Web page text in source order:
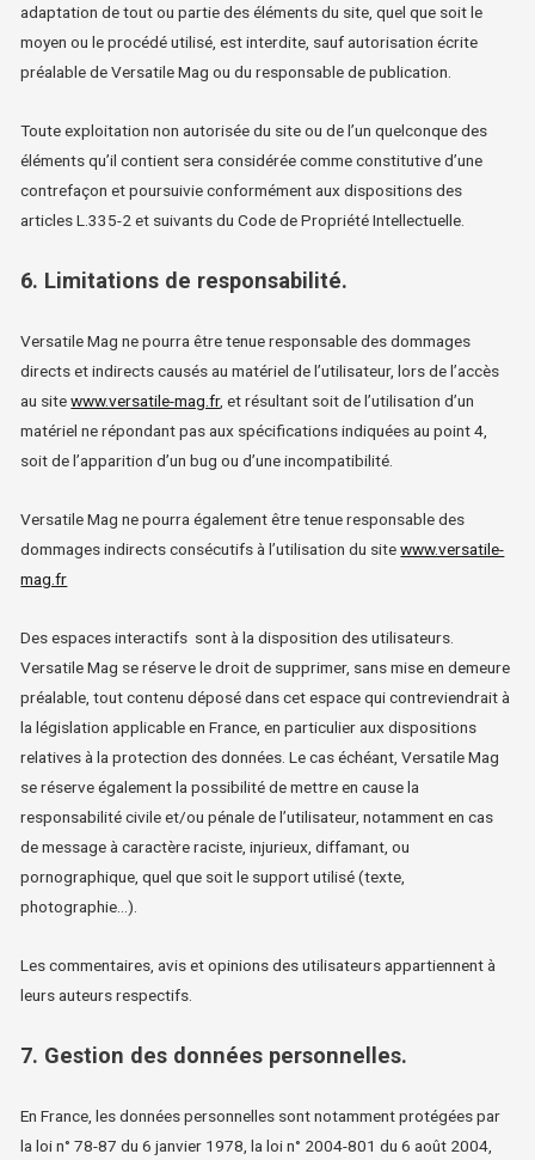
adaptation de tout ou partie des éléments du site, quel que soit le
moyen ou le procédé utilisé, est interdite, sauf autorisation écrite
préalable de Versatile Mag ou du responsable de publication.
Toute exploitation non autorisée du site ou de l’un quelconque des
éléments qu’il contient sera considérée comme constitutive d’une
contrefaçon et poursuivie conformément aux dispositions des
articles L.335-2 et suivants du Code de Propriété Intellectuelle.
6. Limitations de responsabilité.
Versatile Mag ne pourra être tenue responsable des dommages
directs et indirects causés au matériel de l’utilisateur, lors de l’accès
au site www.versatile-mag.fr, et résultant soit de l’utilisation d’un
matériel ne répondant pas aux spécifications indiquées au point 4,
soit de l’apparition d’un bug ou d’une incompatibilité.
Versatile Mag ne pourra également être tenue responsable des
dommages indirects consécutifs à l’utilisation du site www.versatile-
mag.fr
Des espaces interactifs sont à la disposition des utilisateurs.
Versatile Mag se réserve le droit de supprimer, sans mise en demeure
préalable, tout contenu déposé dans cet espace qui contreviendrait à
la législation applicable en France, en particulier aux dispositions
relatives à la protection des données. Le cas échéant, Versatile Mag
se réserve également la possibilité de mettre en cause la
responsabilité civile et/ou pénale de l’utilisateur, notamment en cas
de message à caractère raciste, injurieux, diffamant, ou
pornographique, quel que soit le support utilisé (texte,
photographie…).
Les commentaires, avis et opinions des utilisateurs appartiennent à
leurs auteurs respectifs.
7. Gestion des données personnelles.
En France, les données personnelles sont notamment protégées par
la loi n° 78-87 du 6 janvier 1978, la loi n° 2004-801 du 6 août 2004,